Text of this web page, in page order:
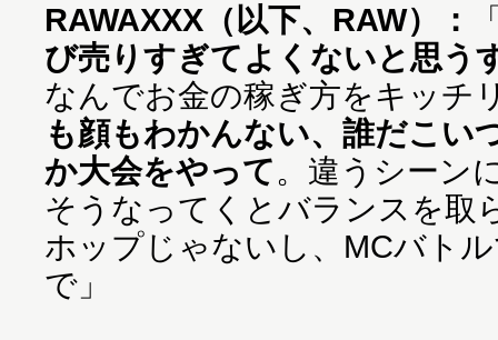
RAWAXXX（以下、RAW）：
び売りすぎてよくないと思う
なんでお金の稼ぎ方をキッチ
も顔もわかんない、誰だこい
か大会をやって。違うシーン
そうなってくとバランスを取
ホップじゃないし、MCバト
で」